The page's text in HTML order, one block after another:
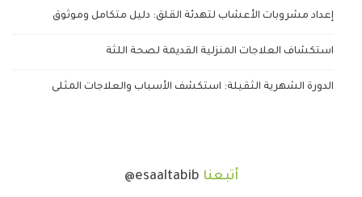
إعداد مشروبات الأعشاب لتهدئة القلق: دليل متكامل وموثوق
استكشاف العلاجات المنزلية القديمة لصحة اللثة
الدورة الشهرية الثقيلة: استكشف الأسباب والعلاجات المثلى
أتبعنا @esaaltabib